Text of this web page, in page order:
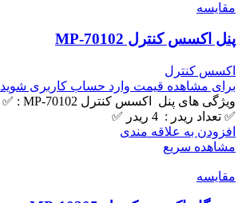
مقایسه
پنل اکسس کنترل MP-70102
اکسس کنترل
برای مشاهده قیمت وارد حساب کاربری شوید
✅ تعداد ریدر : 4 ریدر ✅
افزودن به علاقه مندی
مشاهده سریع
مقایسه